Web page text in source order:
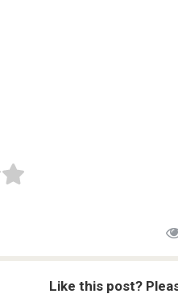
Like this post?